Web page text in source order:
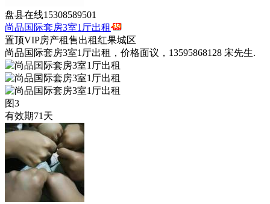
盘县在线15308589501
尚品国际套房3室1厅出租
置顶VIP房产租售出租红果城区
尚品国际套房3室1厅出租，价格面议，13595868128 宋先生.
图3
有效期71天